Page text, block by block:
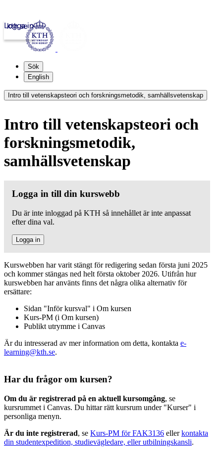
kth.se
Logga in
Sök
English
Intro till vetenskapsteori och forskningsmetodik, samhällsvetenskap
Intro till vetenskapsteori och
forskningsmetodik,
samhällsvetenskap
Logga in till din kurswebb
Du är inte inloggad på KTH så innehållet är inte anpassat
efter dina val.
Logga in
Kurswebben har varit stängt för redigering sedan första juni 2025
och kommer stängas ned helt första oktober 2026. Utifrån hur
kurswebben har använts finns det några olika alternativ för
ersättare:
Sidan "Inför kursval" i Om kursen
Kurs-PM (i Om kursen)
Publikt utrymme i Canvas
Är du intresserad av mer information om detta, kontakta e-
learning@kth.se.
Har du frågor om kursen?
Om du är registrerad på en aktuell kursomgång, se
kursrummet i Canvas. Du hittar rätt kursrum under "Kurser" i
personliga menyn.
Är du inte registrerad, se Kurs-PM för FAK3136 ellerkontakta
din studentexpedition, studievägledare, eller utbilningskansli.